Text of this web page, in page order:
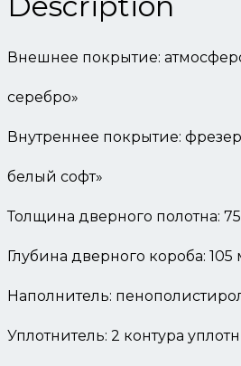
Внешнее покрытие:
серебро»
Внутреннее покрытие:
белый софт»
Толщина дверного полотна:
Глубина дверного короба: 105
Наполнитель:
Уплотнитель: 2 контура